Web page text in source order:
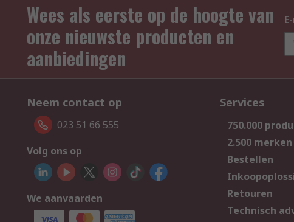
Wees als eerste op de hoogte van
onze nieuwste producten en
aanbiedingen
Neem contact op
023 51 66 555
Volg ons op
We aanvaarden
Services
750.000
2.500 merken
Bestellen
Retouren
Technisch